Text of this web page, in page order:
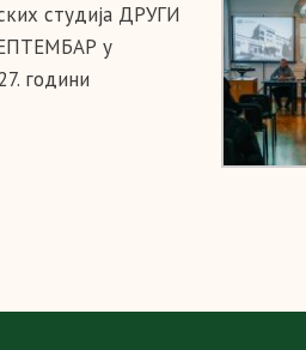
студија ДРУГИ
у
години